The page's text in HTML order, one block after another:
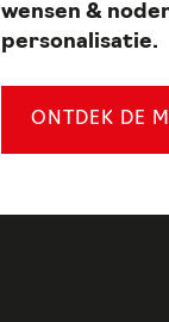
wensen &
personalisatie.
ONTDEK DE